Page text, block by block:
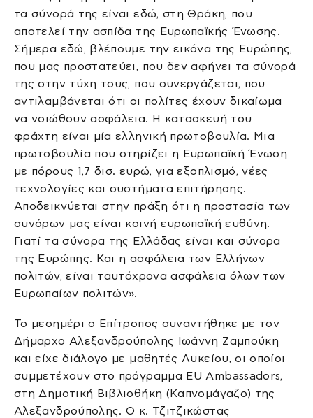
τα σύνορά της είναι εδώ, στη Θράκη, που
αποτελεί την ασπίδα της Ευρωπαϊκής Ένωσης.
Σήμερα εδώ, βλέπουμε την εικόνα της Ευρώπης,
που μας προστατεύει, που δεν αφήνει τα σύνορά
της στην τύχη τους, που συνεργάζεται, που
αντιλαμβάνεται ότι οι πολίτες έχουν δικαίωμα
να νοιώθουν ασφάλεια. Η κατασκευή του
φράχτη είναι μία ελληνική πρωτοβουλία. Μια
πρωτοβουλία που στηρίζει η Ευρωπαϊκή Ένωση
με πόρους 1,7 δισ. ευρώ, για εξοπλισμό, νέες
τεχνολογίες και συστήματα επιτήρησης.
Αποδεικνύεται στην πράξη ότι η προστασία των
συνόρων μας είναι κοινή ευρωπαϊκή ευθύνη.
Γιατί τα σύνορα της Ελλάδας είναι και σύνορα
της Ευρώπης. Και η ασφάλεια των Ελλήνων
πολιτών, είναι ταυτόχρονα ασφάλεια όλων των
Ευρωπαίων πολιτών».
Το μεσημέρι ο Επίτροπος συναντήθηκε με τον
Δήμαρχο Αλεξανδρούπολης Ιωάννη Ζαμπούκη
και είχε διάλογο με μαθητές Λυκείου, οι οποίοι
συμμετέχουν στο πρόγραμμα EU Ambassadors,
στη Δημοτική Βιβλιοθήκη (Καπνομάγαζο) της
Αλεξανδρούπολης. Ο κ. Τζιτζικώστας